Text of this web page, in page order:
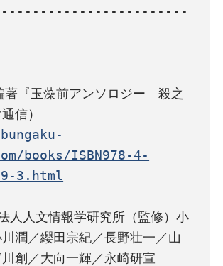
『玉藻前アンソロジー　殺之
books/ISBN978-4-
3.html
人人文情報学研究所（監修）小
潤／纓田宗紀／長野壮一／山
創／大向一輝／永崎研宣